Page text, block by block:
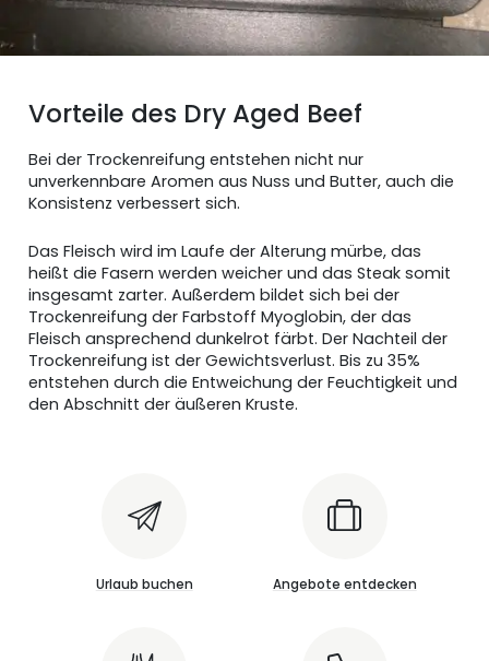
Vorteile des Dry Aged Beef
Bei der Trockenreifung entstehen nicht nur
unverkennbare Aromen aus Nuss und Butter, auch die
Konsistenz verbessert sich.
Das Fleisch wird im Laufe der Alterung mürbe, das
heißt die Fasern werden weicher und das Steak somit
insgesamt zarter. Außerdem bildet sich bei der
Trockenreifung der Farbstoff Myoglobin, der das
Fleisch ansprechend dunkelrot färbt. Der Nachteil der
Trockenreifung ist der Gewichtsverlust. Bis zu 35%
entstehen durch die Entweichung der Feuchtigkeit und
den Abschnitt der äußeren Kruste.
Urlaub buchen Angebote entdecken